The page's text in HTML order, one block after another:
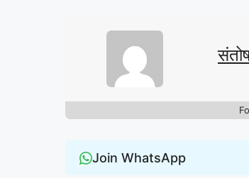
Join WhatsApp